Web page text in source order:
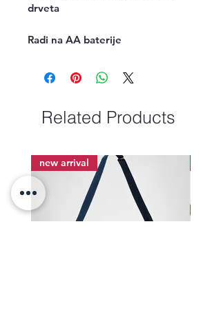
drveta
Radi na AA baterije
Related Products
new arrival